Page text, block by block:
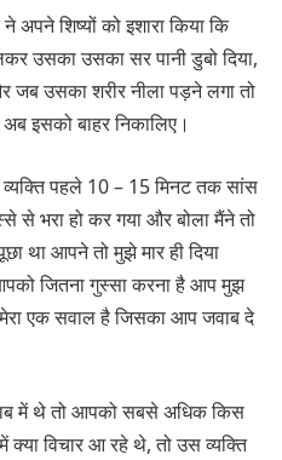
अपने शिष्यों को इशारा किया कि
उसका उसका सर पानी डुबो दिया,
जब उसका शरीर नीला पड़ने लगा तो
इसको बाहर निकालिए।
व्यक्ति पहले 10 – 15 मिनट तक सांस
से भरा हो कर गया और बोला मैंने तो
था आपने तो मुझे मार ही दिया
जितना गुस्सा करना है आप मुझ
एक सवाल है जिसका आप जवाब दे
में थे तो आपको सबसे अधिक किस
विचार आ रहे थे, तो उस व्यक्ति